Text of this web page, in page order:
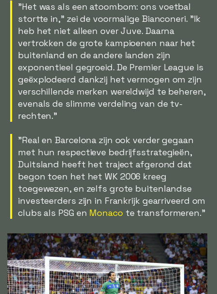
"Het was als een atoombom: ons voetbal
stortte in," zei de voormalige Bianconeri. "Ik
heb het niet alleen over Juve. Daarna
vertrokken de grote kampioenen naar het
buitenland en de andere landen zijn
exponentieel gegroeid. De Premier League is
geëxplodeerd dankzij het vermogen om zijn
verschillende merken wereldwijd te beheren,
evenals de slimme verdeling van de tv-
rechten."
"Real en Barcelona zijn ook verder gegaan
met hun respectieve bedrijfsstrategieën,
Duitsland heeft het traject afgerond dat
begon toen het het WK 2006 kreeg
toegewezen, en zelfs grote buitenlandse
investeerders zijn in Frankrijk gearriveerd om
clubs als PSG en Monaco te transformeren."